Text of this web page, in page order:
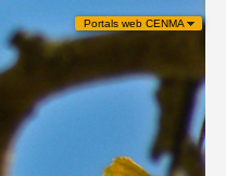
Portals web CENMA